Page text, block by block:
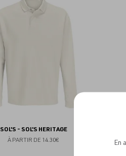
SOL'S - SOL'S HERITAGE
À PARTIR DE 14.30€
En